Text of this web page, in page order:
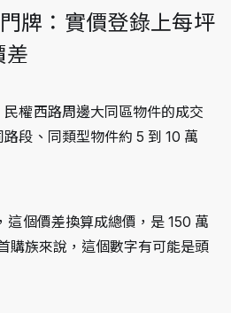
牌：實價登錄上每坪
差
權西路周邊大同區物件的成交
段、同類型物件約 5 到 10 萬
這個價差換算成總價，是 150 萬
購族來說，這個數字有可能是頭